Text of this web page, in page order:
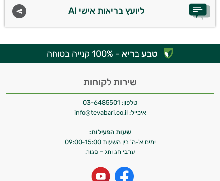
ליועץ בריאות אישי AI
טבע בריא - 100% קנייה בטוחה
שירות לקוחות
טלפון: 03-6485501
אימייל: info@tevabari.co.il
שעות הפעילות:
ימים א'-ה' בין השעות 09:00-15:00
ערבי חג וחג – סגור.